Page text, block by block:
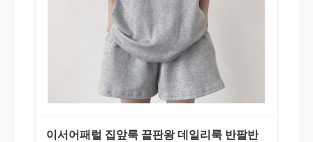
이서어패럴 집앞룩 끝판왕 데일리룩 반팔반